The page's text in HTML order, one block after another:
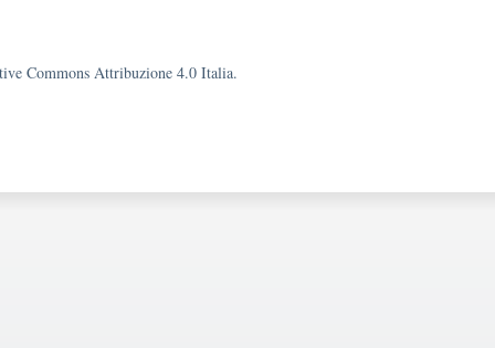
Commons Attribuzione 4.0 Italia.